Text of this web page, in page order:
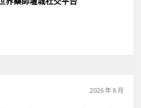
2026 年 8 月